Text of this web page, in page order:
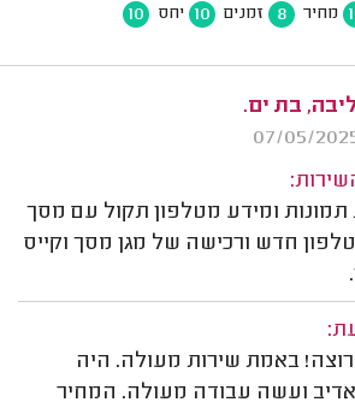
מחיר 8 זמנים 10 יחס 10
בת ים.
ומידע מטלפון תקול עם מסך
חדש ורכישה של מגן מסך וקייס
באמת שירות מעולה. היה
אדיב ועשה עבודה מעולה. המחיר